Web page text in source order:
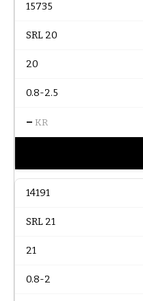
15735
SRL 20
20
0.8-2.5
– KR
14191
SRL 21
21
0.8-2